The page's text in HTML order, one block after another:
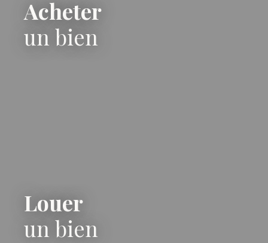
Acheter
un bien
Louer
un bien